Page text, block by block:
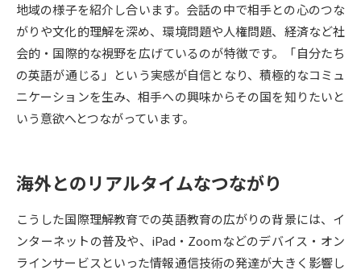
オープンキャンパスなどを調べる
オープンキャンパス検索 実施プログラムから探す
来場型・Web型イベント特集
受験準備 資料検索
志望校・出願校を調べる
地域の様子を紹介し合います。会話の中で相手との心のつな
がりや文化的理解を深め、環境問題や人権問題、経済など社
会的・国際的な視野を広げているのが特徴です。「自分たち
の英語が通じる」という実感が自信となり、積極的なコミュ
ニケーションを生み、相手への興味からその国を知りたいと
いう意欲へとつながっています。
海外とのリアルタイムなつながり
こうした国際理解教育での英語教育の広がりの背景には、イ
ンターネットの普及や、iPad・Zoomなどのデバイス・オン
ラインサービスといった情報通信技術の発達が大きく影響し